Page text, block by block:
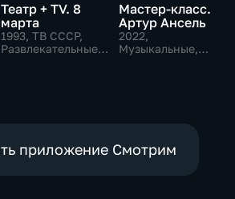
Театр + TV. 8
марта
1993, ТВ СССР,
Развлекательные,
Мастер-класс.
Артур Ансель
2022,
Музыкальные,
приложение Смотрим